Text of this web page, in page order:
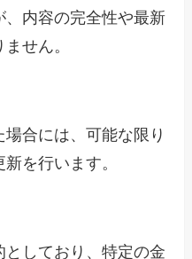
内容の完全性や最新
せん。
合には、可能な限り
を行います。
しており、特定の金